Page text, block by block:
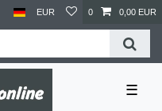
EUR 0 0,00 EUR
☰